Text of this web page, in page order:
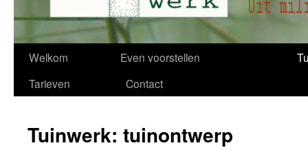
Spring
naar
Welkom Even voorstellen
Tarieven
Contact
Tuinwerk: tuinontwerp